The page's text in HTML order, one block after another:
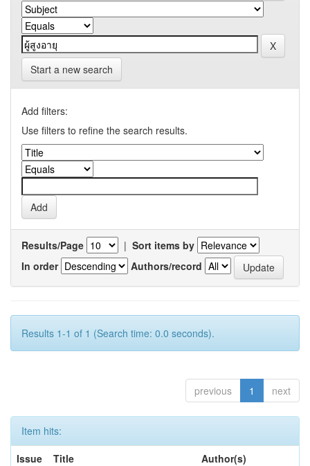
Start a new search
Add filters:
Use filters to refine the search results.
Results/Page | Sort items by
In order
Authors/record
Results 1-1 of 1 (Search time: 0.0 seconds).
previous 1 next
Item hits:
Issue
Title Author(s)